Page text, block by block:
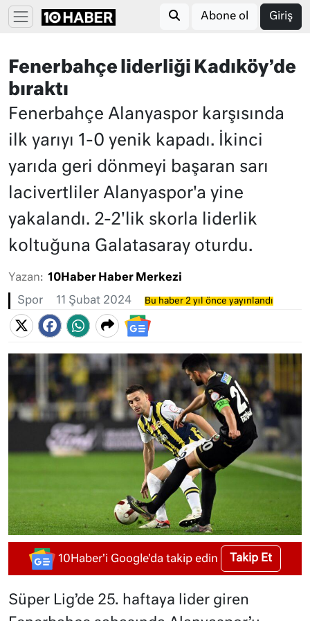
Abone ol Giriş
Fenerbahçe liderliği Kadıköy’de
bıraktı
Fenerbahçe Alanyaspor karşısında
ilk yarıyı 1-0 yenik kapadı. İkinci
yarıda geri dönmeyi başaran sarı
lacivertliler Alanyaspor'a yine
yakalandı. 2-2'lik skorla liderlik
koltuğuna Galatasaray oturdu.
Yazan: 10Haber Haber Merkezi
Spor 11 Şubat 2024 Bu haber 2 yıl önce yayınlandı
10Haber'i Google'da takip edin Takip Et
Süper Lig’de 25. haftaya lider giren